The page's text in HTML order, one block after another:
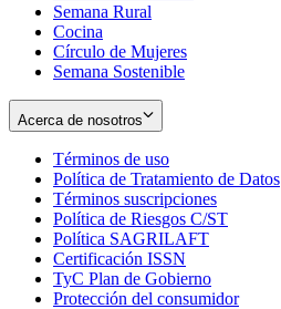
Semana Rural
Cocina
Círculo de Mujeres
Semana Sostenible
Acerca de nosotros
Términos de uso
in
new
window
Política de Tratamiento de Datos
Términos suscripciones
in
Política de Riesgos C/ST
Política SAGRILAFT
new
window
Certificación ISSN
in
new
TyC Plan de Gobierno
in
Protección del consumidorOpens